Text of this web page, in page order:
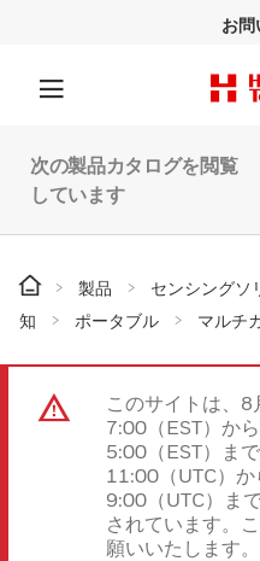
お問
次の製品カタログを閲覧
しています
製品 センシングソ
知
ポータブル マルチ
このサイトは、
7:00（EST）か
5:00（EST）ま
11:00（UTC）
9:00（UTC）ま
されています。
願いいたします。